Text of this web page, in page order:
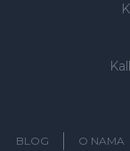
BLOG O NAMA